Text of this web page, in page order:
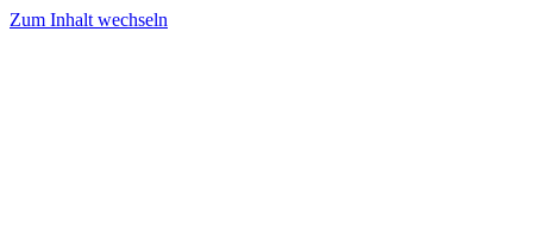
Zum Inhalt wechseln